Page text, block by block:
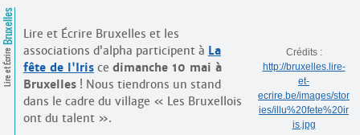
·
Comprendre et parler
Trouver un lieu d’alphabétisation
Lire et Écrire
Bruxelles
Crédits :
http://bruxelles.lire-
et-
ecrire.be/images/stor
ies/illu%20fete%20ir
is.jpg
Lire et Écrire Bruxelles et les
associations d’alpha participent à La
fête de l'Irisce dimanche 10 mai à
Bruxelles! Nous tiendrons un stand
dans le cadre du village « Les Bruxellois
ont du talent ».